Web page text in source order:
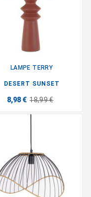
LAMPE TERRY
DESERT SUNSET
8,98 € 18,99 €